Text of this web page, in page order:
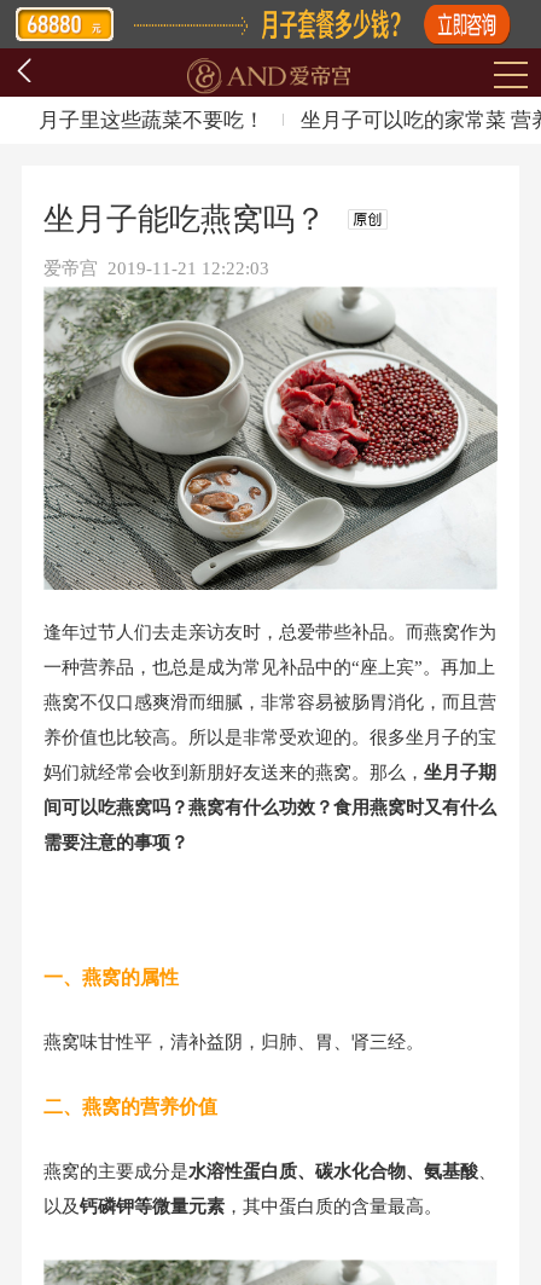
月子里这些蔬菜不要吃！ 坐月子可以吃的家常菜 营
坐月子能吃燕窝吗？
爱帝宫 2019-11-21 12:22:03
逢年过节人们去走亲访友时，总爱带些补品。而燕窝作为
一种营养品，也总是成为常见补品中的“座上宾”。再加上
燕窝不仅口感爽滑而细腻，非常容易被肠胃消化，而且营
养价值也比较高。所以是非常受欢迎的。很多坐月子的宝
妈们就经常会收到新朋好友送来的燕窝。那么， 坐月子期
间可以吃燕窝吗？燕窝有什么功效？食用燕窝时又有什么
需要注意的事项？
一、燕窝的属性
燕窝味甘性平，清补益阴，归肺、胃、肾三经。
二、燕窝的营养价值
燕窝的主要成分是水溶性蛋白质、碳水化合物、氨基酸、
以及钙磷钾等微量元素，其中蛋白质的含量最高。